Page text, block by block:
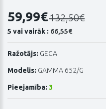
59,99€132,50€
5 vai vairāk : 66,55€
Ražotājs: GECA
Modelis: GAMMA 652/G
Pieejamība: 3